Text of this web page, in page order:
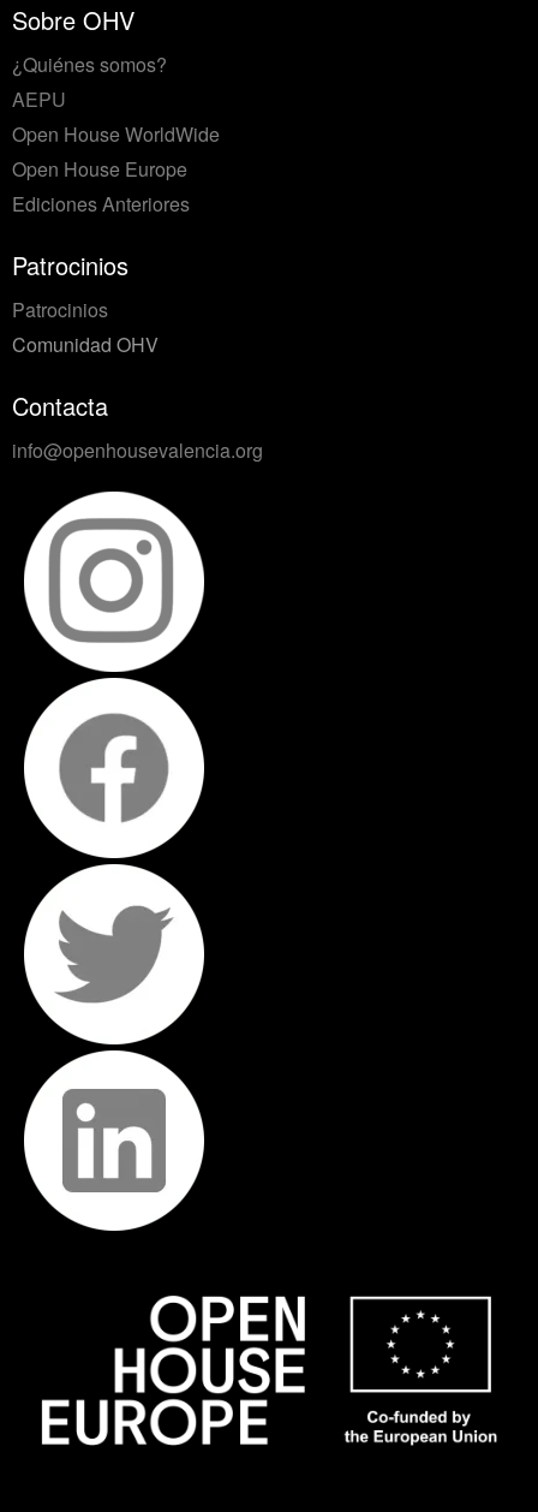
Sobre OHV
¿Quiénes somos?
AEPU
Open House WorldWide
Open House Europe
Ediciones Anteriores
Patrocinios
Patrocinios
Comunidad OHV
Contacta
info@openhousevalencia.org